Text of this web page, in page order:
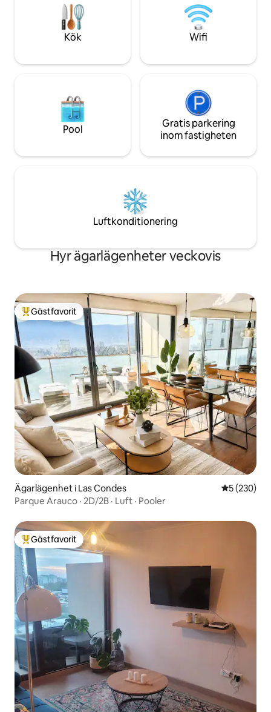
mitt framför byggnaden. 🔹 Concierge
och säkerhet dygnet runt. Du 🔹
kommer att kunna njuta av
soluppgången och solnedgången.
Skärmflygning,
lekplats 5 minuters bilväg till
restauranger och
Kök Wifi
Pool
Gratis parkering
inom fastigheten
Luftkonditionering
Hyr ägarlägenheter veckovis
Populär gästfavorit
Gästfavorit
Ägarlägenhet i Las Condes 5 av 5 i
5 (230)
Parque Arauco · 2D/2B · Luft · Pooler
Populär gästfavorit
Gästfavorit